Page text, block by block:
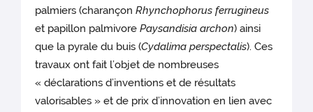
palmiers (charançonRhynchophorus ferrugineus
et papillon palmivorePaysandisia archon) ainsi
que la pyrale du buis (Cydalima perspectalis). Ces
travaux ont fait l’objet de nombreuses
« déclarations d’inventions et de résultats
valorisables » et de prix d’innovation en lien avec